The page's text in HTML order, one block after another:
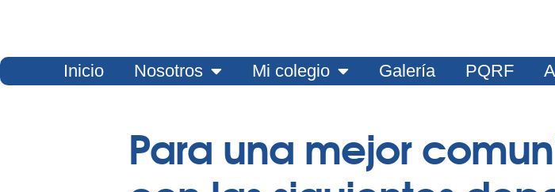
Inicio Nosotros Mi colegio Galería PQRF
Para una mejor